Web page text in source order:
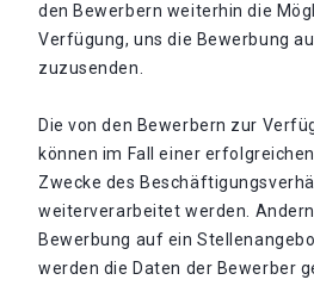
den Bewerbern weiterhin die
Verfügung, uns die Bewerbung
zuzusenden.
Die von den Bewerbern zur
können im Fall einer
Zwecke des
weiterverarbeitet werden.
Bewerbung auf ein
werden die Daten der Bewerber